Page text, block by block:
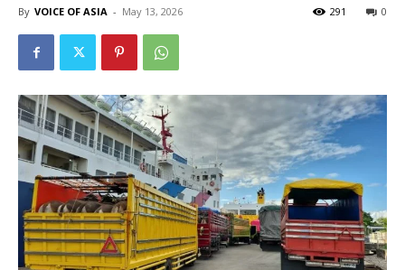
By VOICE OF ASIA - May 13, 2026 0
291